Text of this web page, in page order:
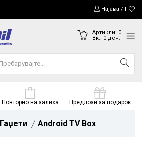
Најава /
Артикли: 0
Вк.: 0ден.
Повторно на залиха Предлози за подарок
Гаџети Android TV Box